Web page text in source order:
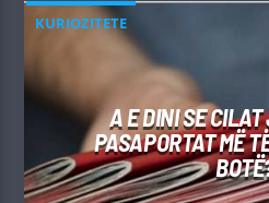
KURIOZITETE
A E DINI SE
PASAPORTAT MË